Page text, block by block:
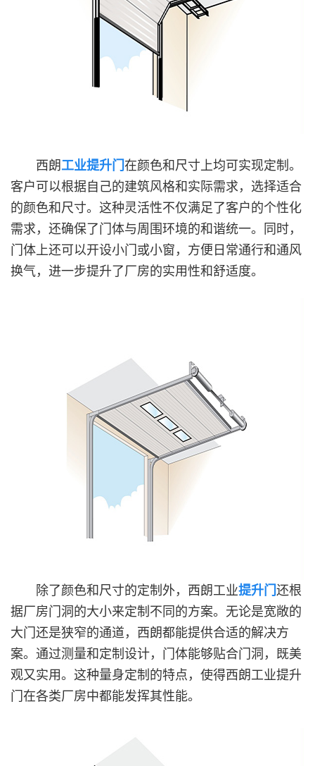
西朗工业提升门 在颜色和尺寸上均可实现定制。
客户可以根据自己的建筑风格和实际需求，选择适合
的颜色和尺寸。这种灵活性不仅满足了客户的个性化
需求，还确保了门体与周围环境的和谐统一。同时，
门体上还可以开设小门或小窗，方便日常通行和通风
换气，进一步提升了厂房的实用性和舒适度。
除了颜色和尺寸的定制外，西朗工业提升门 还根
据厂房门洞的大小来定制不同的方案。无论是宽敞的
大门还是狭窄的通道，西朗都能提供合适的解决方
案。通过测量和定制设计，门体能够贴合门洞，既美
观又实用。这种量身定制的特点，使得西朗工业提升
门在各类厂房中都能发挥其性能。